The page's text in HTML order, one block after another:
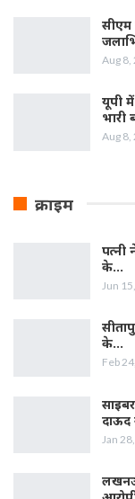
सीएम
Aug 8,
यूपी
भारी
Aug 8,
क्राइम
पत्नी
के…
Jun
के…
Feb
Jan